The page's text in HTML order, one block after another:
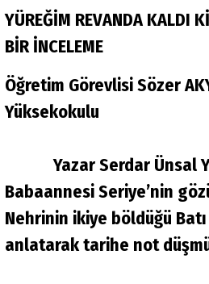
YÜREĞİM REVANDA KALDI
BİR İNCELEME
Öğretim Görevlisi Sözer
Yüksekokulu
Yazar Serdar Ünsal
Babaannesi Seriye’nin
Nehrinin ikiye böldüğü
anlatarak tarihe not